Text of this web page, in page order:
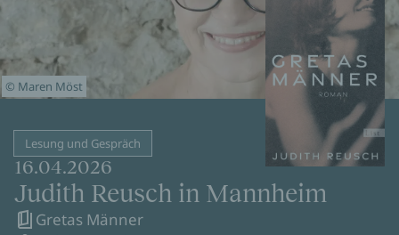
© Maren Möst
Lesung und Gespräch
16.04.2026
Judith Reusch in Mannheim
Gretas Männer